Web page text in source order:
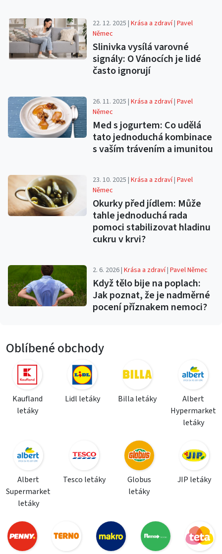
22. 12. 2025 |Krása a zdraví|Pavel
Němec
Slinivka vysílá varovné
signály: O Vánocích je lidé
často ignorují
26. 11. 2025 |Krása a zdraví|Pavel
Němec
Med s jogurtem: Co udělá
tato jednoduchá kombinace
s vaším trávením a imunitou
23. 10. 2025 |Krása a zdraví|Pavel
Němec
Okurky před jídlem: Může
tahle jednoduchá rada
pomoci stabilizovat hladinu
cukru v krvi?
2. 6. 2026 |Krása a zdraví|Pavel Němec
Když tělo bije na poplach:
Jak poznat, že je nadměrné
pocení příznakem nemoci?
Oblíbené obchody
Kaufland
letáky
Lidl letáky Billa letáky
Albert
Hypermarket
letáky
Albert
Supermarket
letáky
Tesco letáky
Globus
letáky
JIP letáky